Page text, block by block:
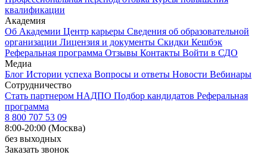
квалификации
Академия
Об Академии Центр карьеры Сведения об образовательной
организации Лицензия и документы Скидки Кешбэк
Реферальная программа Отзывы Контакты Войти в СДО
Медиа
Блог Истории успеха Вопросы и ответы Новости Вебинары
Сотрудничество
Стать партнером НАДПО Подбор кандидатов Реферальная
программа
8 800 707 53 09
8:00-20:00 (Москва)
без выходных
Заказать звонок